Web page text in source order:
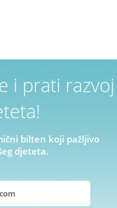
i prati razvoj
bilten koji pažljivo
djeteta.